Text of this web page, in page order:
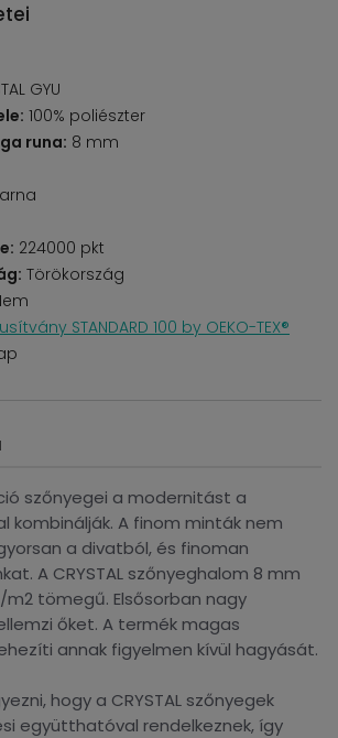
GYU
100% poliészter
runa: 8 mm
224000 pkt
Törökország
STANDARD 100 by OEKO-TEX®
szőnyegei a modernitást a
kombinálják. A finom minták nem
a divatból, és finoman
A CRYSTAL szőnyeghalom 8 mm
m2 tömegű. Elsősorban nagy
őket. A termék magas
annak figyelmen kívül hagyását.
hogy a CRYSTAL szőnyegek
együtthatóval rendelkeznek, így